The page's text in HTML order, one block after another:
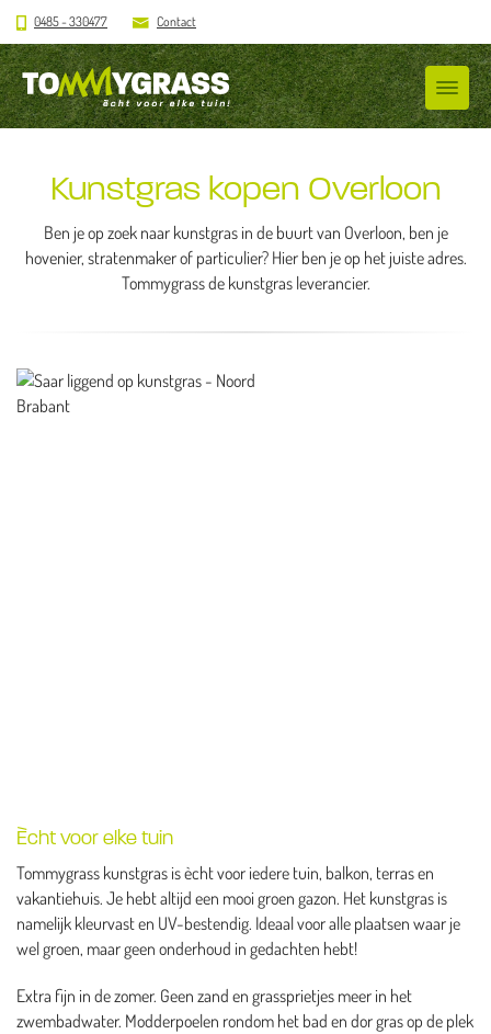
0485 - 330477 Contact
Kunstgras kopen Overloon
Ben je op zoek naar kunstgras in de buurt van Overloon, ben je
hovenier, stratenmaker of particulier? Hier ben je op het juiste adres.
Tommygrass de kunstgras leverancier.
Ècht voor elke tuin
Tommygrass kunstgras is ècht voor iedere tuin, balkon, terras en
vakantiehuis. Je hebt altijd een mooi groen gazon. Het kunstgras is
namelijk kleurvast en UV-bestendig. Ideaal voor alle plaatsen waar je
wel groen, maar geen onderhoud in gedachten hebt!
Extra fijn in de zomer. Geen zand en grassprietjes meer in het
zwembadwater. Modderpoelen rondom het bad en dor gras op de plek